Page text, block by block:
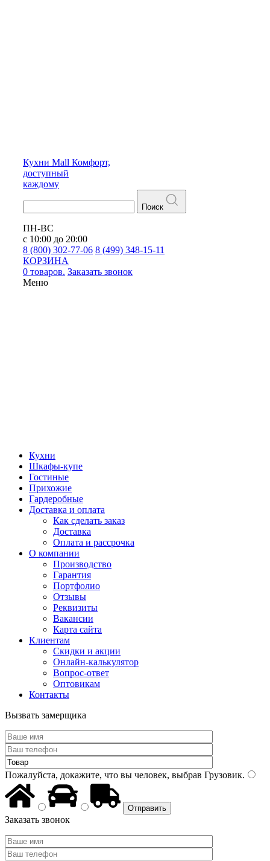
Кухни Mall Комфорт,
доступный
каждому
Поиск
ПН-ВС
с 10:00 до 20:00
8 (800) 302-77-06 8 (499) 348-15-11
КОРЗИНА
0 товаров. Заказать звонок
Меню
Кухни
Шкафы-купе
Гостиные
Прихожие
Гардеробные
Доставка и оплата
Как сделать заказ
Доставка
Оплата и рассрочка
О компании
Производство
Гарантия
Портфолио
Отзывы
Реквизиты
Вакансии
Карта сайта
Клиентам
Скидки и акции
Онлайн-калькулятор
Вопрос-ответ
Оптовикам
Контакты
Вызвать замерщика
Пожалуйста, докажите, что вы человек, выбрав Грузовик.
Заказать звонок